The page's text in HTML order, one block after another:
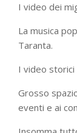
I video dei
La musica
Taranta.
I video storici
Grosso
eventi e ai